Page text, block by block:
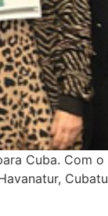
Cuba. Com